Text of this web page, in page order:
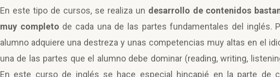
En este tipo de cursos, se realiza un desarrollo de contenidos
muy completo de cada una de las partes fundamentales del inglés.
alumno adquiere una destreza y unas competencias muy altas en el
una de las partes que el alumno debe dominar (reading, writing,
En este curso de inglés se hace especial hincapié en la parte de